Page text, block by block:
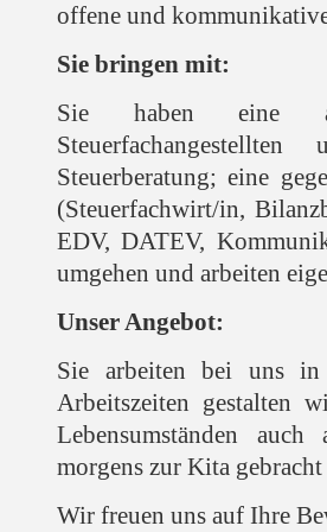
offene und
Sie bringen mit:
Sie haben eine
Steuerberatung; eine
(Steuerfachwirt/in,
EDV, DATEV,
umgehen und arbeiten
Unser Angebot:
Sie arbeiten bei uns in
Arbeitszeiten gestalten
Lebensumständen
morgens zur Kita
Wir freuen uns auf Ihre